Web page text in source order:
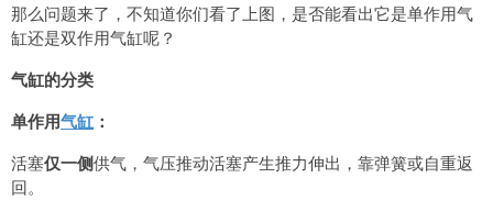
那么问题来了，不知道你们看了上图，是否能看出它是单作用气
缸还是双作用气缸呢？
气缸的分类
单作用气缸 ：
活塞仅一侧供气，气压推动活塞产生推力伸出，靠弹簧或自重返
回。